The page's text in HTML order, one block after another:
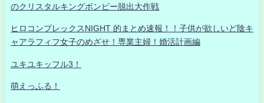
のクリスタルキングボンビー脱出大作戦
ヒロコンプレックスNIGHT 的まとめ速報！！子供が欲しいど陰キ
ャアラフィフ女子のめざせ！専業主婦！婚活計画編
ユキユキッフル3！
萌えっふる！